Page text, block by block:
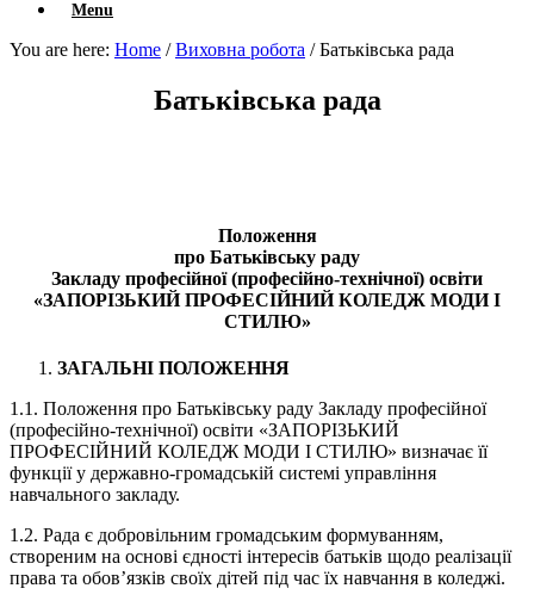
Menu
You are here: Home / Виховна робота / Батьківська рада
Батьківська рада
Положення
про Батьківську раду
Закладу професійної (професійно-технічної) освіти
«ЗАПОРІЗЬКИЙ ПРОФЕСІЙНИЙ КОЛЕДЖ МОДИ І
СТИЛЮ»
ЗАГАЛЬНІ ПОЛОЖЕННЯ
1.1.​ Положення про Батьківську раду Закладу професійної
(професійно-технічної) освіти «ЗАПОРІЗЬКИЙ
ПРОФЕСІЙНИЙ КОЛЕДЖ МОДИ І СТИЛЮ» визначає її
функції у державно-громадській системі управління
навчального закладу.
1.2.​ Рада є добровільним громадським формуванням,
створеним на основі єдності інтересів батьків щодо реалізації
права та обов’язків своїх дітей під час їх навчання в коледжі.